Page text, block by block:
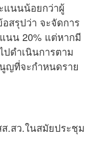
นนน้อยกว่าผู้
สรุปว่า จะจัดการ
นน 20% แต่หากมี
ปดำเนินการตาม
ญที่จะกำหนดราย
.สว.ในสมัยประชุม